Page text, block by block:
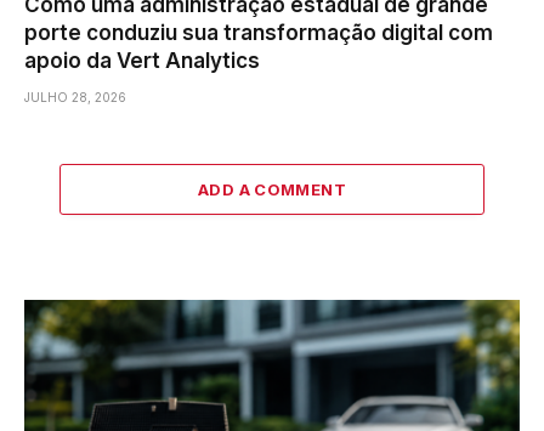
porte conduziu sua transformação digital com
apoio da Vert Analytics
JULHO 28, 2026
ADD A COMMENT